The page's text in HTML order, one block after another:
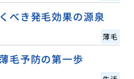
べき発毛効果の源泉
薄毛
毛予防の第一歩